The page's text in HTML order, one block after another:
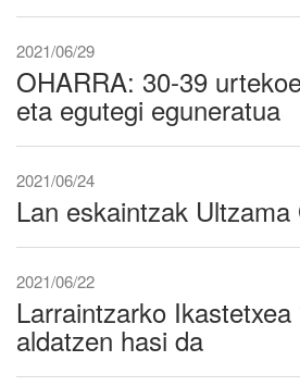
2021/06/29
OHARRA: 30-39
eta egutegi eguneratua
2021/06/24
Lan eskaintzak
2021/06/22
Larraintzarko Ikastetxea
aldatzen hasi da